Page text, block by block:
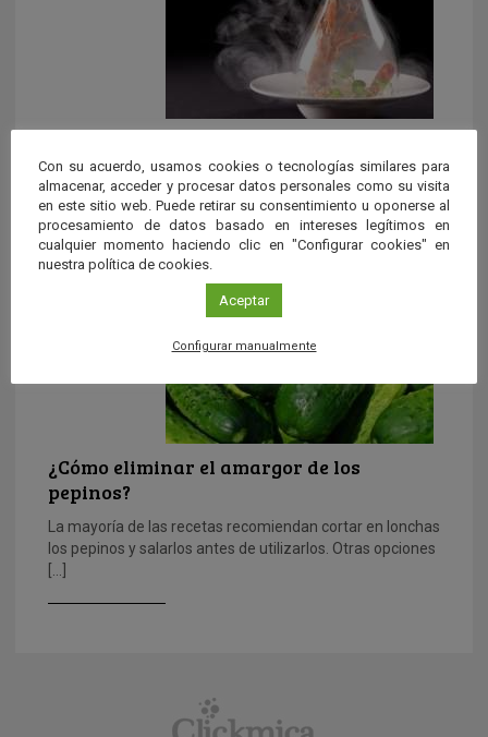
La cocina molecular consiste en integrar la física y la
química para crear el arte culinario. Desde hace
varios años […]
¿Cómo eliminar el amargor de los
pepinos?
La mayoría de las recetas recomiendan cortar en lonchas
los pepinos y salarlos antes de utilizarlos. Otras opciones
Con su acuerdo, usamos cookies o tecnologías similares para
almacenar, acceder y procesar datos personales como su visita
en este sitio web. Puede retirar su consentimiento u oponerse al
procesamiento de datos basado en intereses legítimos en
cualquier momento haciendo clic en "Configurar cookies" en
nuestra política de cookies.
Aceptar
Configurar manualmente